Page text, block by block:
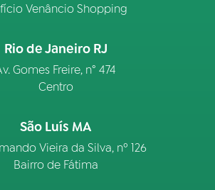
Venâncio Shopping
Rio de Janeiro RJ
Gomes Freire, n° 474
Centro
São Luís MA
Vieira da Silva, nº 126
Bairro de Fátima